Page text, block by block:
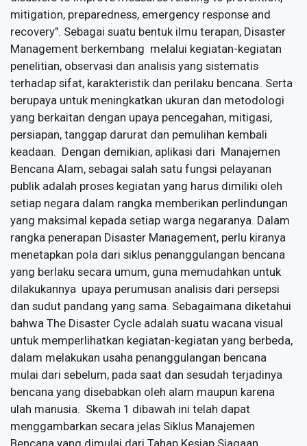
mitigation, preparedness, emergency response and
recovery". Sebagai suatu bentuk ilmu terapan, Disaster
Management berkembang melalui kegiatan-kegiatan
penelitian, observasi dan analisis yang sistematis
terhadap sifat, karakteristik dan perilaku bencana. Serta
berupaya untuk meningkatkan ukuran dan metodologi
yang berkaitan dengan upaya pencegahan, mitigasi,
persiapan, tanggap darurat dan pemulihan kembali
keadaan. Dengan demikian, aplikasi dari Manajemen
Bencana Alam, sebagai salah satu fungsi pelayanan
publik adalah proses kegiatan yang harus dimiliki oleh
setiap negara dalam rangka memberikan perlindungan
yang maksimal kepada setiap warga negaranya. Dalam
rangka penerapan Disaster Management, perlu kiranya
menetapkan pola dari siklus penanggulangan bencana
yang berlaku secara umum, guna memudahkan untuk
dilakukannya upaya perumusan analisis dari persepsi
dan sudut pandang yang sama. Sebagaimana diketahui
bahwa The Disaster Cycle adalah suatu wacana visual
untuk memperlihatkan kegiatan-kegiatan yang berbeda,
dalam melakukan usaha penanggulangan bencana
mulai dari sebelum, pada saat dan sesudah terjadinya
bencana yang disebabkan oleh alam maupun karena
ulah manusia. Skema 1 dibawah ini telah dapat
menggambarkan secara jelas Siklus Manajemen
Bencana yang dimulai dari Tahap Kesiap Siagaan,